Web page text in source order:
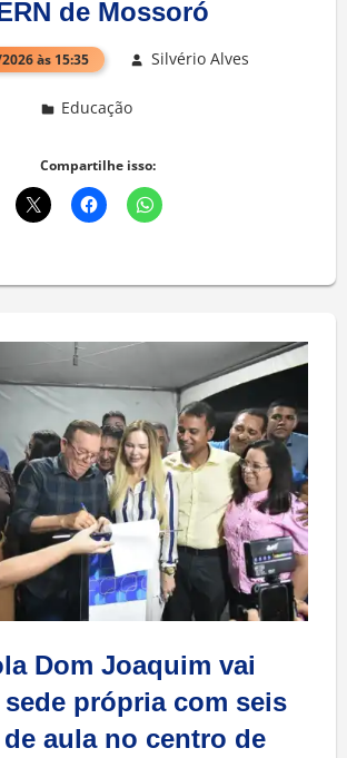
de Mossoró
às 15:35 Silvério Alves
Educação
Compartilhe isso:
Dom Joaquim vai
própria com seis
aula no centro de